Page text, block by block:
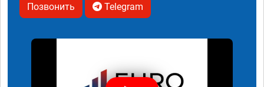
Позвонить Telegram